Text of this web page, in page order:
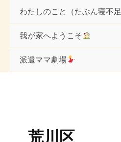
わたしのこと（たぶん寝不足
我が家へようこそ
派遣ママ劇場
荒川区